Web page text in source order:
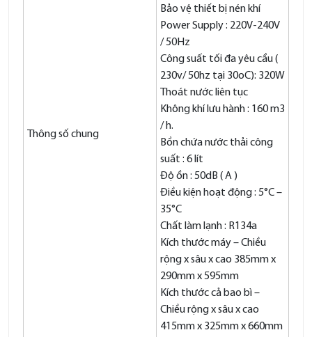
Thông số chung
Bảo vệ thiết bị nén khí
Power Supply : 220V-240V
/ 50Hz
Công suất tối đa yêu cầu (
230v/ 50hz tại 30oC): 320W
Thoát nước liên tục
Không khí lưu hành : 160 m3
/ h.
Bồn chứa nước thải công
suất : 6 lít
Độ ồn : 50dB ( A )
Điều kiện hoạt động : 5°C –
35°C
Chất làm lạnh : R134a
Kích thước máy – Chiều
rộng x sâu x cao 385mm x
290mm x 595mm
Kích thước cả bao bì –
Chiều rộng x sâu x cao
415mm x 325mm x 660mm